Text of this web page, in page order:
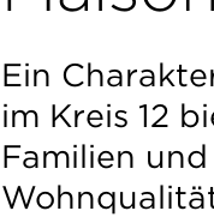
Ein
im Kreis 12
Familien